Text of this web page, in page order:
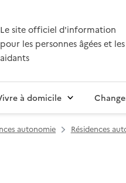
Le site officiel d'information
pour les personnes âgées et les
aidants
à domicile
autonomie Résidences